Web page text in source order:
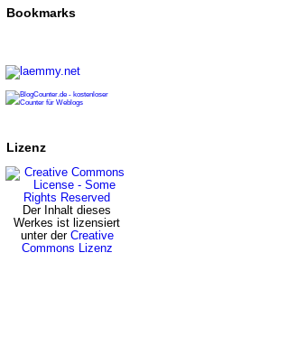
Bookmarks
Lizenz
Der Inhalt dieses
Werkes ist lizensiert
unter der Creative
Commons Lizenz